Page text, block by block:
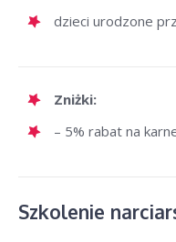
dzieci urodzone
Zniżki:
– 5% rabat na
Szkolenie